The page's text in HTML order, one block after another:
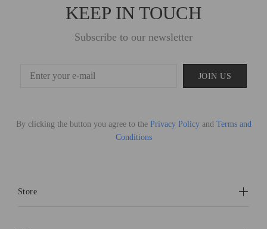
KEEP IN TOUCH
Subscribe to our newsletter
JOIN US
By clicking the button you agree to the Privacy Policyand Terms and
Conditions
Store